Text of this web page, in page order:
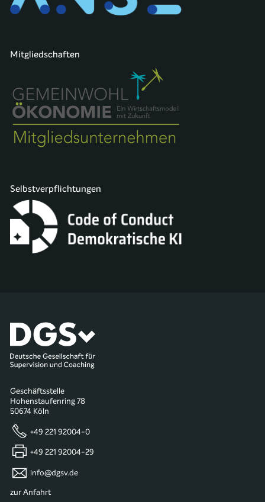
Mitgliedschaften
Selbstverpflichtungen
Geschäftsstelle
Hohenstaufenring 78
50674 Köln
+49 221 92004-0
+49 221 92004-29
info@dgsv.de
zur Anfahrt